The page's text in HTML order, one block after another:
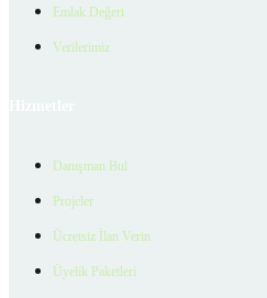
Emlak Değeri
Verilerimiz
Danışman Bul
Projeler
Ücretsiz İlan Verin
Üyelik Paketleri